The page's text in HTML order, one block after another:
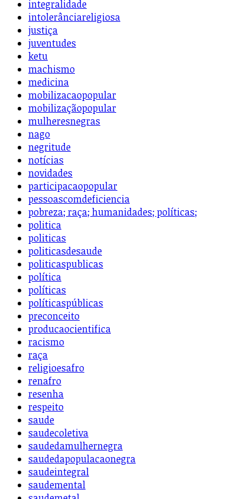
integralidade
intolerânciareligiosa
justiça
juventudes
ketu
machismo
medicina
mobilizacaopopular
mobilizaçãopopular
mulheresnegras
nago
negritude
notícias
novidades
participacaopopular
pessoascomdeficiencia
pobreza; raça; humanidades; políticas;
politica
politicas
politicasdesaude
politicaspublicas
política
políticas
políticaspúblicas
preconceito
producaocientifica
racismo
raça
religioesafro
renafro
resenha
respeito
saude
saudecoletiva
saudedamulhernegra
saudedapopulacaonegra
saudeintegral
saudemental